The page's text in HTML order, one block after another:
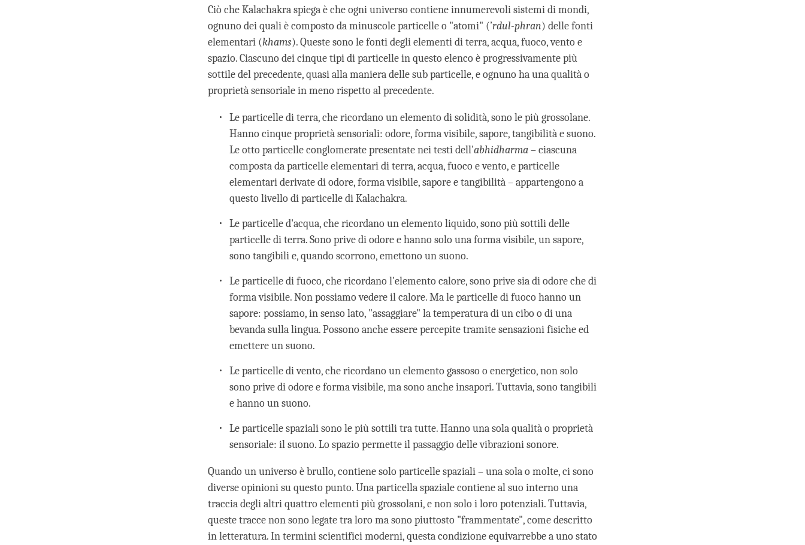
Ciò che Kalachakra spiega è che ogni universo contiene innumerevoli sistemi di mondi,
ognuno dei quali è composto da minuscole particelle o "atomi" (’rdul-phran) delle fonti
elementari (khams). Queste sono le fonti degli elementi di terra, acqua, fuoco, vento e
spazio. Ciascuno dei cinque tipi di particelle in questo elenco è progressivamente più
sottile del precedente, quasi alla maniera delle sub particelle, e ognuno ha una qualità o
proprietà sensoriale in meno rispetto al precedente.
Le particelle di terra, che ricordano un elemento di solidità, sono le più grossolane.
Hanno cinque proprietà sensoriali: odore, forma visibile, sapore, tangibilità e suono.
Le otto particelle conglomerate presentate nei testi dell'abhidharma– ciascuna
composta da particelle elementari di terra, acqua, fuoco e vento, e particelle
elementari derivate di odore, forma visibile, sapore e tangibilità – appartengono a
questo livello di particelle di Kalachakra.
Le particelle d'acqua, che ricordano un elemento liquido, sono più sottili delle
particelle di terra. Sono prive di odore e hanno solo una forma visibile, un sapore,
sono tangibili e, quando scorrono, emettono un suono.
Le particelle di fuoco, che ricordano l'elemento calore, sono prive sia di odore che di
forma visibile. Non possiamo vedere il calore. Ma le particelle di fuoco hanno un
sapore: possiamo, in senso lato, "assaggiare" la temperatura di un cibo o di una
bevanda sulla lingua. Possono anche essere percepite tramite sensazioni fisiche ed
emettere un suono.
Le particelle di vento, che ricordano un elemento gassoso o energetico, non solo
sono prive di odore e forma visibile, ma sono anche insapori. Tuttavia, sono tangibili
e hanno un suono.
Le particelle spaziali sono le più sottili tra tutte. Hanno una sola qualità o proprietà
sensoriale: il suono. Lo spazio permette il passaggio delle vibrazioni sonore.
Quando un universo è brullo, contiene solo particelle spaziali – una sola o molte, ci sono
diverse opinioni su questo punto. Una particella spaziale contiene al suo interno una
traccia degli altri quattro elementi più grossolani, e non solo i loro potenziali. Tuttavia,
queste tracce non sono legate tra loro ma sono piuttosto "frammentate", come descritto
in letteratura. In termini scientifici moderni, questa condizione equivarrebbe a uno stato